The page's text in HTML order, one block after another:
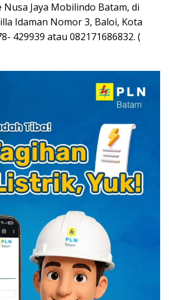
Jaya Mobilindo Batam, di
Idaman Nomor 3, Baloi, Kota
429939 atau 082171686832. (